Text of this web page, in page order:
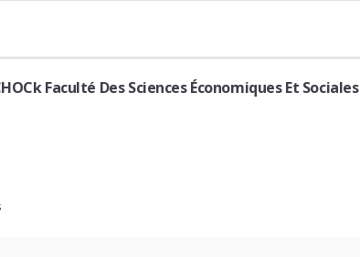
Faculté Des Sciences Économiques Et Sociales